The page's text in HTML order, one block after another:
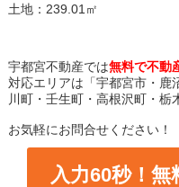
土地：239.01㎡
宇都宮不動産では無料で不動
対応エリアは「宇都宮市・鹿
川町・壬生町・高根沢町・栃
お気軽にお問合せください！
入力60秒！